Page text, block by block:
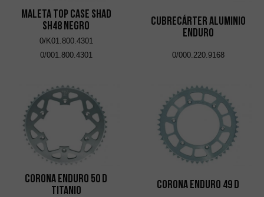
Maleta Top Case SHAD
SH48 Negro
0/K01.800.4301
0/001.800.4301
Cubrecárter Aluminio
Enduro
0/000.220.9168
Corona Enduro 50 D
Titanio
Corona Enduro 49 D